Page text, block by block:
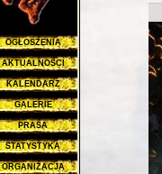
OGŁOSZENIA
AKTUALNOŚCI
KALENDARZ
GALERIE
PRASA
STATYSTYKA
ORGANIZACJA